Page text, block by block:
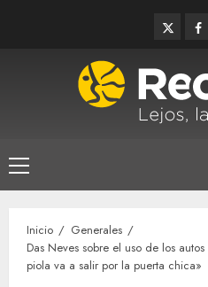
Twitter
Menú
principal
Inicio
Generales
Das Neves sobre el uso de los
piola va a salir por la puerta chica»